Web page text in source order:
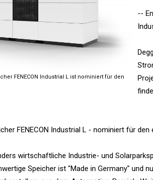
FENECON Industrial L ist nominiert für den
--
FENECON Industrial L - nominiert für den
wirtschaftliche Industrie- und
Speicher ist "Made in Germany" und